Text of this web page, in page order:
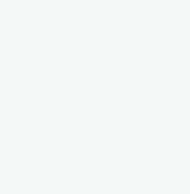
are stored on your
how you use this
some of these cookies may